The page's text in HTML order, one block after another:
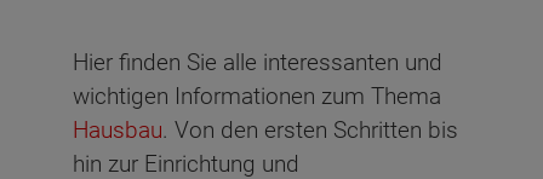
Hier finden Sie alle interessanten und
wichtigen Informationen zum Thema
Hausbau. Von den ersten Schritten bis
hin zur Einrichtung und